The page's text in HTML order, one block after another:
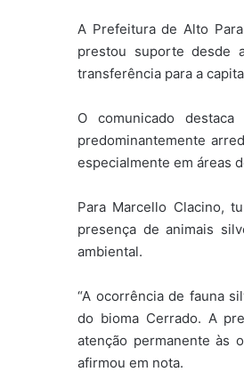
A Prefeitura de Alto
prestou suporte desde
transferência para a
O comunicado
predominantemente
especialmente em áreas
Para Marcello Clacino,
presença de animais
ambiental.
“A ocorrência de fauna
do bioma Cerrado. A
atenção permanente às
afirmou em nota.